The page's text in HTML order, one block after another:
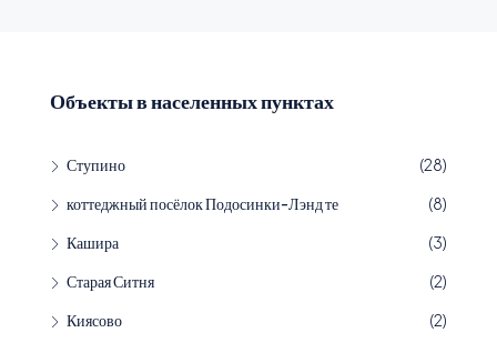
Объекты в населенных пунктах
Ступино
(28)
коттеджный посёлок Подосинки-Лэнд те
(8)
Кашира
(3)
Старая Ситня
(2)
Киясово
(2)